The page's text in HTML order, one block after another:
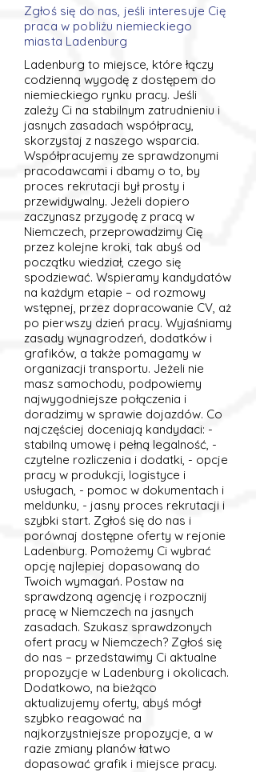
Zgłoś się do nas, jeśli interesuje Cię
praca w pobliżu niemieckiego
miasta Ladenburg
Ladenburg to miejsce, które łączy
codzienną wygodę z dostępem do
niemieckiego rynku pracy. Jeśli
zależy Ci na stabilnym zatrudnieniu i
jasnych zasadach współpracy,
skorzystaj z naszego wsparcia.
Współpracujemy ze sprawdzonymi
pracodawcami i dbamy o to, by
proces rekrutacji był prosty i
przewidywalny. Jeżeli dopiero
zaczynasz przygodę z pracą w
Niemczech, przeprowadzimy Cię
przez kolejne kroki, tak abyś od
początku wiedział, czego się
spodziewać. Wspieramy kandydatów
na każdym etapie – od rozmowy
wstępnej, przez dopracowanie CV, aż
po pierwszy dzień pracy. Wyjaśniamy
zasady wynagrodzeń, dodatków i
grafików, a także pomagamy w
organizacji transportu. Jeżeli nie
masz samochodu, podpowiemy
najwygodniejsze połączenia i
doradzimy w sprawie dojazdów. Co
najczęściej doceniają kandydaci: -
stabilną umowę i pełną legalność, -
czytelne rozliczenia i dodatki, - opcje
pracy w produkcji, logistyce i
usługach, - pomoc w dokumentach i
meldunku, - jasny proces rekrutacji i
szybki start. Zgłoś się do nas i
porównaj dostępne oferty w rejonie
Ladenburg. Pomożemy Ci wybrać
opcję najlepiej dopasowaną do
Twoich wymagań. Postaw na
sprawdzoną agencję i rozpocznij
pracę w Niemczech na jasnych
zasadach. Szukasz sprawdzonych
ofert pracy w Niemczech? Zgłoś się
do nas – przedstawimy Ci aktualne
propozycje w Ladenburg i okolicach.
Dodatkowo, na bieżąco
aktualizujemy oferty, abyś mógł
szybko reagować na
najkorzystniejsze propozycje, a w
razie zmiany planów łatwo
dopasować grafik i miejsce pracy.